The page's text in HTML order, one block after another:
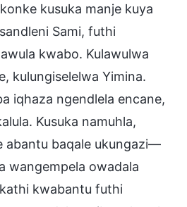
kusuka manje kuya
Sami, futhi
kwabo. Kulawulwa
kulungiselelwa Yimina.
iqhaza ngendlela encane,
Kusuka namuhla,
abantu baqale ukungazi—
wangempela owadala
kwabantu futhi